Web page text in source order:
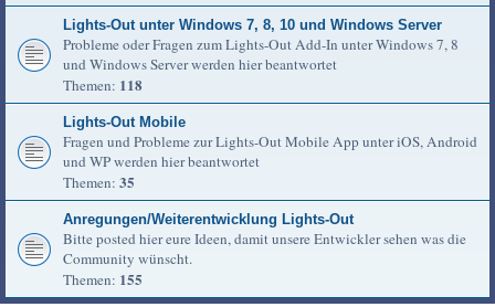
Lights-Out unter Windows 7, 8, 10 und Windows Server
Probleme oder Fragen zum Lights-Out Add-In unter Windows 7, 8
und Windows Server werden hier beantwortet
Themen: 118
Lights-Out Mobile
Fragen und Probleme zur Lights-Out Mobile App unter iOS, Android
und WP werden hier beantwortet
Themen: 35
Anregungen/Weiterentwicklung Lights-Out
Bitte posted hier eure Ideen, damit unsere Entwickler sehen was die
Community wünscht.
Themen: 155